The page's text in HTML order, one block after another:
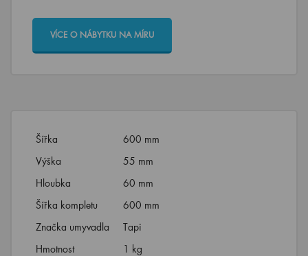
VÍCE O NÁBYTKU NA MÍRU
Šířka
600 mm
Výška
55 mm
Hloubka
60 mm
Šířka kompletu
600 mm
Značka umyvadla
Tapi
Hmotnost
1 kg